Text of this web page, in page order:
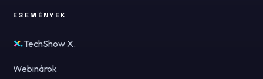
ESEMÉNYEK
TechShow X.
Webinárok